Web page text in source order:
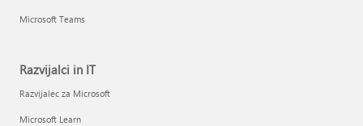
Microsoft Teams
Razvijalci in IT
Razvijalec za Microsoft
Microsoft Learn